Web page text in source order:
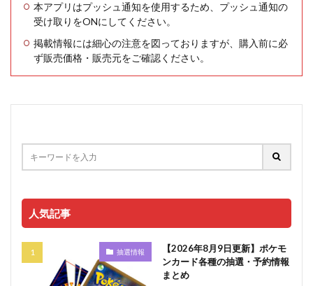
本アプリはプッシュ通知を使用するため、プッシュ通知の
受け取りをONにしてください。
掲載情報には細心の注意を図っておりますが、購入前に必
ず販売価格・販売元をご確認ください。
人気記事
抽選情報
【2026年8月9日更新】ポケモ
ンカード各種の抽選・予約情報
まとめ